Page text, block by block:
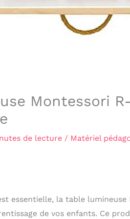
Montessori R-
de lecture / Matériel
essentielle, la table
de vos enfants. Ce